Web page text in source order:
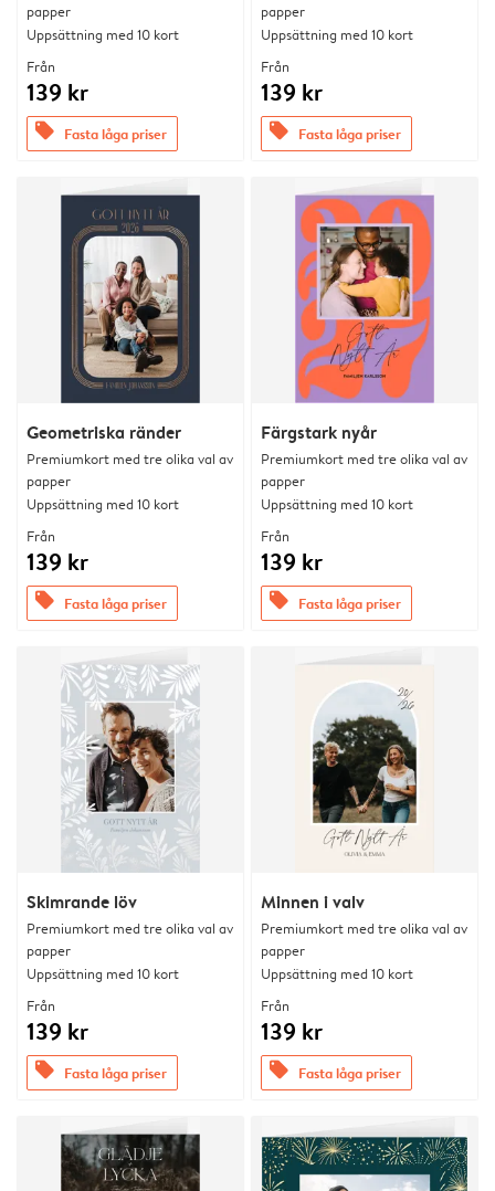
papper
Uppsättning med 10 kort
Från
139 kr
offers Fasta låga priser
papper
Uppsättning med 10 kort
Från
139 kr
offers Fasta låga priser
Geometriska ränder
Premiumkort med tre olika val av
papper
Uppsättning med 10 kort
Från
139 kr
offers Fasta låga priser
Färgstark nyår
Premiumkort med tre olika val av
papper
Uppsättning med 10 kort
Från
139 kr
offers Fasta låga priser
Skimrande löv
Premiumkort med tre olika val av
papper
Uppsättning med 10 kort
Från
139 kr
offers Fasta låga priser
Minnen i valv
Premiumkort med tre olika val av
papper
Uppsättning med 10 kort
Från
139 kr
offers Fasta låga priser